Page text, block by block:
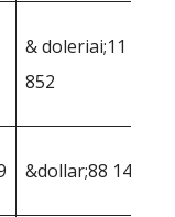
& doleriai;11
852
&dollar;88 148